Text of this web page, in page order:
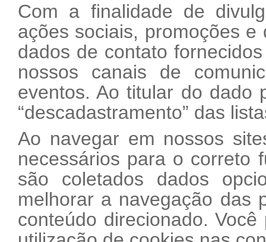
Com a finalidade de
ações sociais, promoções
dados de contato
nossos canais de
eventos. Ao titular do dado
“descadastramento” das
Ao navegar em nossos
necessários para o correto
são coletados dados
melhorar a navegação das
conteúdo direcionado.